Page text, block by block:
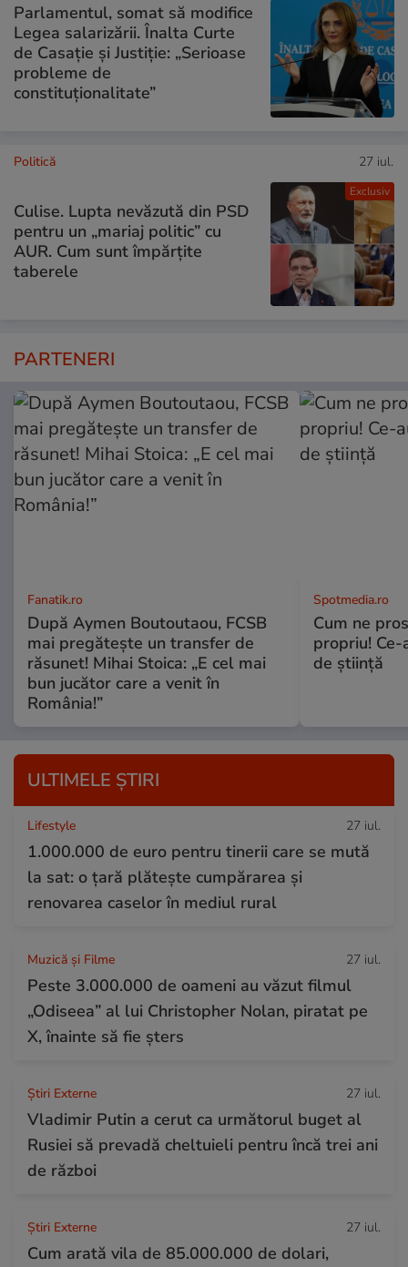
Parlamentul, somat să modifice
Legea salarizării. Înalta Curte
de Casație și Justiție: „Serioase
probleme de
constituționalitate”
Exclusiv
Politică 27 iul.
Culise. Lupta nevăzută din PSD
pentru un „mariaj politic” cu
AUR. Cum sunt împărțite
taberele
PARTENERI
Fanatik.ro
După Aymen Boutoutaou, FCSB
mai pregătește un transfer de
răsunet! Mihai Stoica: „E cel mai
bun jucător care a venit în
România!”
Spotmedia.ro
Cum ne
propriu!
de știință
ULTIMELE ȘTIRI
Lifestyle 27 iul.
1.000.000 de euro pentru tinerii care se mută
la sat: o țară plătește cumpărarea și
renovarea caselor în mediul rural
Muzică și Filme 27 iul.
Peste 3.000.000 de oameni au văzut filmul
„Odiseea” al lui Christopher Nolan, piratat pe
X, înainte să fie șters
Știri Externe 27 iul.
Vladimir Putin a cerut ca următorul buget al
Rusiei să prevadă cheltuieli pentru încă trei ani
de război
Știri Externe 27 iul.
Cum arată vila de 85.000.000 de dolari,